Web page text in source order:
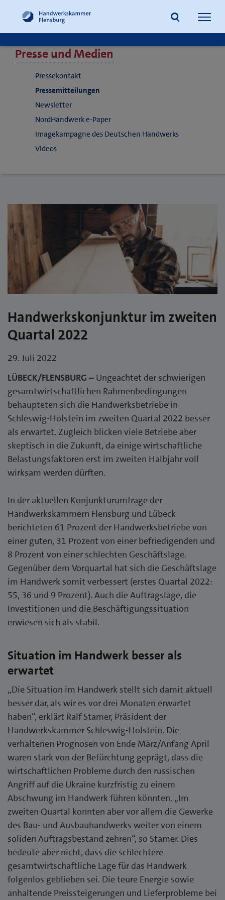
Presse und Medien
Pressekontakt
Pressemitteilungen
Newsletter
NordHandwerk e-Paper
Imagekampagne des Deutschen Handwerks
Videos
Handwerkskonjunktur im zweiten
Quartal 2022
29. Juli 2022
LÜBECK/FLENSBURG – Ungeachtet der schwierigen
gesamtwirtschaftlichen Rahmenbedingungen
behaupteten sich die Handwerksbetriebe in
Schleswig-Holstein im zweiten Quartal 2022 besser
als erwartet. Zugleich blicken viele Betriebe aber
skeptisch in die Zukunft, da einige wirtschaftliche
Belastungsfaktoren erst im zweiten Halbjahr voll
wirksam werden dürften.
In der aktuellen Konjunkturumfrage der
Handwerkskammern Flensburg und Lübeck
berichteten 61 Prozent der Handwerksbetriebe von
einer guten, 31 Prozent von einer befriedigenden und
8 Prozent von einer schlechten Geschäftslage.
Gegenüber dem Vorquartal hat sich die Geschäftslage
im Handwerk somit verbessert (erstes Quartal 2022:
55, 36 und 9 Prozent). Auch die Auftragslage, die
Investitionen und die Beschäftigungssituation
erwiesen sich als stabil.
Situation im Handwerk besser als
erwartet
„Die Situation im Handwerk stellt sich damit aktuell
besser dar, als wir es vor drei Monaten erwartet
haben“, erklärt Ralf Stamer, Präsident der
Handwerkskammer Schleswig-Holstein. Die
verhaltenen Prognosen von Ende März/Anfang April
waren stark von der Befürchtung geprägt, dass die
wirtschaftlichen Probleme durch den russischen
Angriff auf die Ukraine kurzfristig zu einem
Abschwung im Handwerk führen könnten. „Im
zweiten Quartal konnten aber vor allem die Gewerke
des Bau- und Ausbauhandwerks weiter von einem
soliden Auftragsbestand zehren“, so Stamer. Dies
bedeute aber nicht, dass die schlechtere
gesamtwirtschaftliche Lage für das Handwerk
folgenlos geblieben sei. Die teure Energie sowie
anhaltende Preissteigerungen und Lieferprobleme bei